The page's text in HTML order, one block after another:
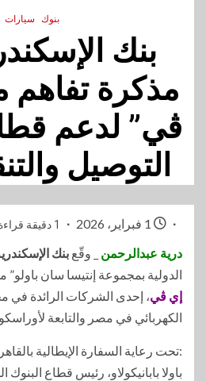
بنوك سيارات
بنك
مذكرة تفاهم
ڤي” لدعم
التوصيل
1 دقيقة قراءة
درية عبدالرحمن _ وقّع بنك
الدولية بمجموعة إنتيسا سان باولو”
إي ڤي، إحدى الشركات الرائدة في
الكهربائي في مصر والتابعة
:تحت رعاية السفارة الإيطالية
باولا بابانيكولاو، رئيس قطاع البنوك